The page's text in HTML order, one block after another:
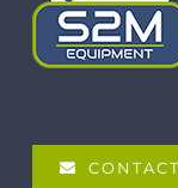
CONTACT